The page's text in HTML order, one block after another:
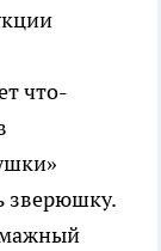
что-
зверюшку.